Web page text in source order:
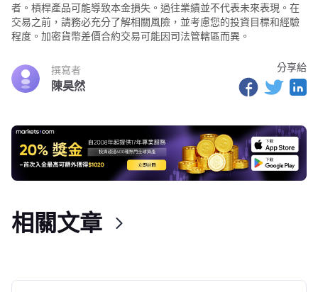
者。槓桿產品可能導致本金損失。過往業績並不代表未來表現。在
交易之前，請務必充分了解相關風險，並考慮您的投資目標和經驗
程度。加密貨幣差價合約交易可能因司法管轄區而異。
撰寫者
陳昊然
分享給
相關文章